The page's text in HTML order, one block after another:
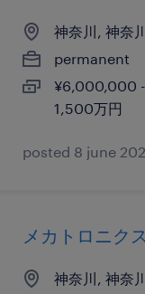
神奈川, 神奈
permanent
¥6,000,000
1,500万円
posted 8 june
メカトロニク
神奈川, 神奈